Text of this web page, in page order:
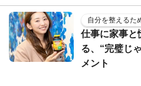
自分を整えるた
仕事に家事と
る、“完璧じ
メント